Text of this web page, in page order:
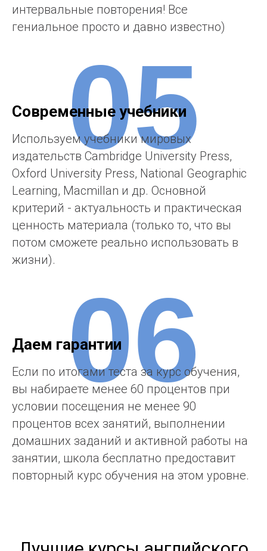
интервальные повторения! Все
гениальное просто и давно известно)
Современные учебники
Используем учебники мировых
издательств Cambridge University Press,
Oxford University Press, National Geographic
Learning, Macmillan и др. Основной
критерий - актуальность и практическая
ценность материала (только то, что вы
потом сможете реально использовать в
жизни).
05
Даем гарантии
Если по итогами теста за курс обучения,
вы набираете менее 60 процентов при
условии посещения не менее 90
процентов всех занятий, выполнении
домашних заданий и активной работы на
занятии, школа бесплатно предоставит
повторный курс обучения на этом уровне.
06